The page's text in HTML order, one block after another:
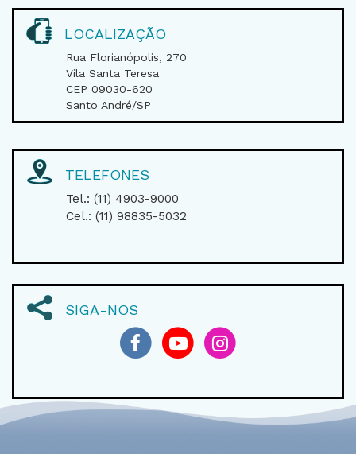
LOCALIZAÇÃO
Rua Florianópolis, 270
Vila Santa Teresa
CEP 09030-620
Santo André/SP
TELEFONES
Tel.: (11) 4903-9000
Cel.: (11) 98835-5032
SIGA-NOS